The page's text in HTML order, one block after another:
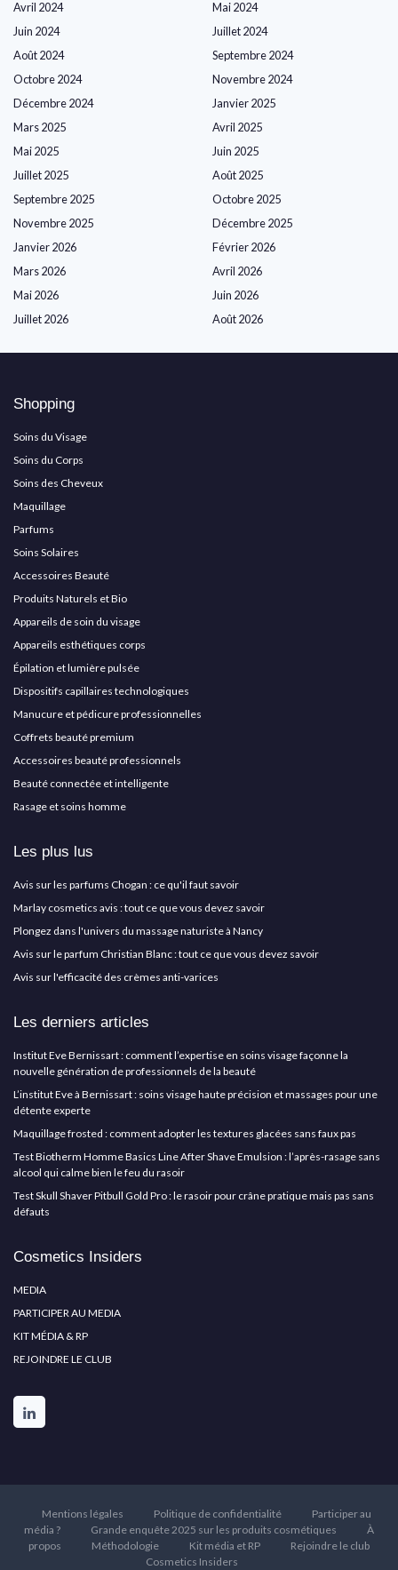
Avril 2024
Mai 2024
Juin 2024
Juillet 2024
Août 2024
Septembre 2024
Octobre 2024
Novembre 2024
Décembre 2024
Janvier 2025
Mars 2025
Avril 2025
Mai 2025
Juin 2025
Juillet 2025
Août 2025
Septembre 2025
Octobre 2025
Novembre 2025
Décembre 2025
Janvier 2026
Février 2026
Mars 2026
Avril 2026
Mai 2026
Juin 2026
Juillet 2026
Août 2026
Shopping
Soins du Visage
Soins du Corps
Soins des Cheveux
Maquillage
Parfums
Soins Solaires
Accessoires Beauté
Produits Naturels et Bio
Appareils de soin du visage
Appareils esthétiques corps
Épilation et lumière pulsée
Dispositifs capillaires technologiques
Manucure et pédicure professionnelles
Coffrets beauté premium
Accessoires beauté professionnels
Beauté connectée et intelligente
Rasage et soins homme
Les plus lus
Avis sur les parfums Chogan : ce qu'il faut savoir
Marlay cosmetics avis : tout ce que vous devez savoir
Plongez dans l'univers du massage naturiste à Nancy
Avis sur le parfum Christian Blanc : tout ce que vous devez savoir
Avis sur l'efficacité des crèmes anti-varices
Les derniers articles
Institut Eve Bernissart : comment l’expertise en soins visage façonne la
nouvelle génération de professionnels de la beauté
L’institut Eve à Bernissart : soins visage haute précision et massages pour une
détente experte
Maquillage frosted : comment adopter les textures glacées sans faux pas
Test Biotherm Homme Basics Line After Shave Emulsion : l’après-rasage sans
alcool qui calme bien le feu du rasoir
Test Skull Shaver Pitbull Gold Pro : le rasoir pour crâne pratique mais pas sans
défauts
Cosmetics Insiders
MEDIA
PARTICIPER AU MEDIA
KIT MÉDIA & RP
REJOINDRE LE CLUB
Mentions légales Politique de confidentialité
Participer au
média ?
Grande enquête 2025 sur les produits cosmétiques
À
propos
Méthodologie Kit média et RP
Rejoindre le club
Cosmetics Insiders